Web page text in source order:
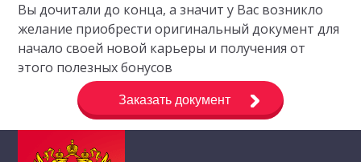
Вы дочитали до конца, а значит у Вас возникло
желание приобрести оригинальный документ для
начало своей новой карьеры и получения от
этого полезных бонусов
Заказать документ